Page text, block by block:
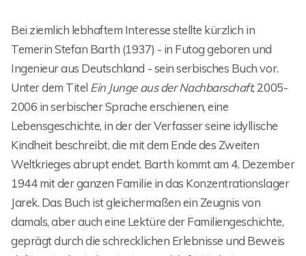
Bei ziemlich lebhaftem Interesse stellte kürzlich in
Temerin Stefan Barth (1937) - in Futog geboren und
Ingenieur aus Deutschland - sein serbisches Buch vor.
Unter dem Titel Ein Junge aus der Nachbarschaft, 2005-
2006 in serbischer Sprache erschienen, eine
Lebensgeschichte, in der der Verfasser seine idyllische
Kindheit beschreibt, die mit dem Ende des Zweiten
Weltkrieges abrupt endet. Barth kommt am 4. Dezember
1944 mit der ganzen Familie in das Konzentrationslager
Jarek. Das Buch ist gleichermaßen ein Zeugnis von
damals, aber auch eine Lektüre der Familiengeschichte,
geprägt durch die schrecklichen Erlebnisse und Beweis